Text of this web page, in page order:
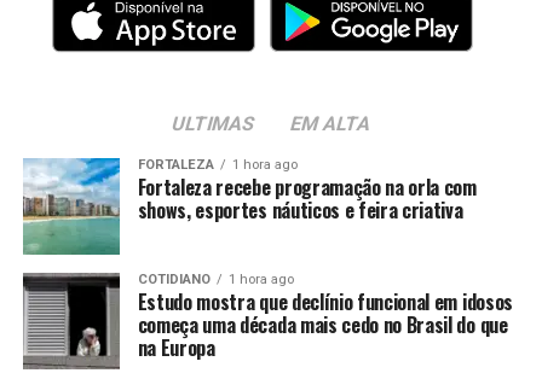
ULTIMAS EM ALTA
FORTALEZA 1 hora ago
Fortaleza recebe programação na orla com
shows, esportes náuticos e feira criativa
COTIDIANO 1 hora ago
Estudo mostra que declínio funcional em idosos
começa uma década mais cedo no Brasil do que
na Europa